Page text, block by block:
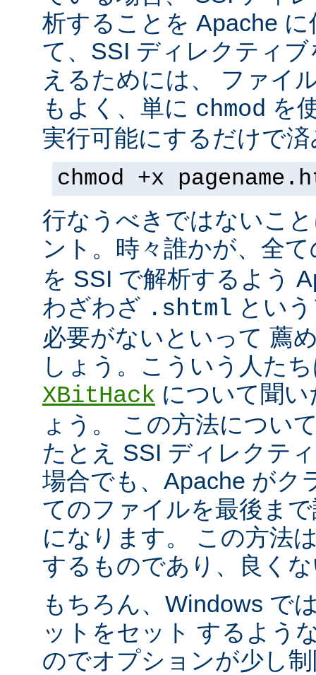
析することを Apache
て、SSI ディレクティ
えるためには、 ファイ
もよく、単に chmod を
実行可能にするだけで
chmod +x
行なうべきではないこ
ント。時々誰かが、全
を SSI で解析するよう
わざわざ .shtml とい
必要がないといって 薦
しょう。こういう人た
XBitHack について聞
ょう。 この方法につい
たとえ SSI ディレクテ
場合でも、Apache がク
てのファイルを最後ま
になります。 この方法
するものであり、良く
もちろん、Windows で
ットをセット するよう
のでオプションが少し